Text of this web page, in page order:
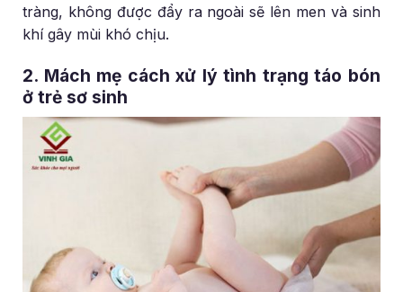
tràng, không được đẩy ra ngoài sẽ lên men và sinh
khí gây mùi khó chịu.
2. Mách mẹ cách xử lý tình trạng táo bón
ở trẻ sơ sinh